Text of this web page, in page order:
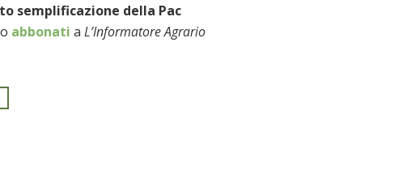
semplificazione della Pac
abbonati a L’Informatore Agrario